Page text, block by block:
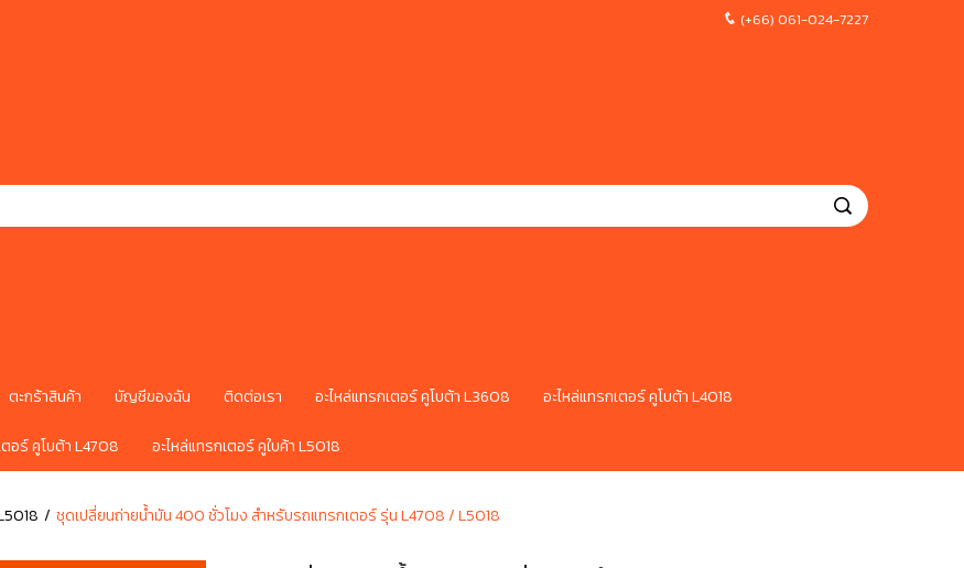
(+66) 061-024-7227
ตะกร้าสินค้า บัญชีของฉัน ติดต่อเรา อะไหล่แทรกเตอร์ คูโบต้า L3608 อะไหล่แทรกเตอร์ คูโบต้า L4018
ตอร์ คูโบต้า L4708 อะไหล่แทรกเตอร์ คูใบค้า L5018
ชุดเปลี่ยนถ่ายน้ำมัน 400 ชั่วโมง สำหรับรถแทรกเตอร์ รุ่น L4708 / L5018